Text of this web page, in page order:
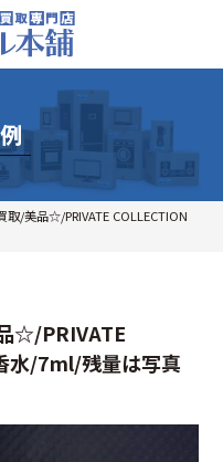
/美品☆/PRIVATE COLLECTION
☆/PRIVATE
水/7ml/残量は写真